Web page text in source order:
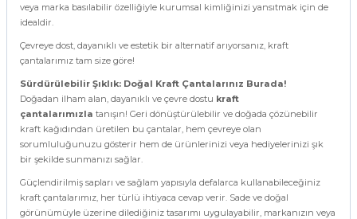
veya marka basılabilir özelliğiyle kurumsal kimliğinizi yansıtmak için de
idealdir.
Çevreye dost, dayanıklı ve estetik bir alternatif arıyorsanız, kraft
çantalarımız tam size göre!
Sürdürülebilir Şıklık: Doğal Kraft Çantalarınız Burada!
Doğadan ilham alan, dayanıklı ve çevre dostu kraft
çantalarımızla tanışın! Geri dönüştürülebilir ve doğada çözünebilir
kraft kağıdından üretilen bu çantalar, hem çevreye olan
sorumluluğunuzu gösterir hem de ürünlerinizi veya hediyelerinizi şık
bir şekilde sunmanızı sağlar.
Güçlendirilmiş sapları ve sağlam yapısıyla defalarca kullanabileceğiniz
kraft çantalarımız, her türlü ihtiyaca cevap verir. Sade ve doğal
görünümüyle üzerine dilediğiniz tasarımı uygulayabilir, markanızın veya